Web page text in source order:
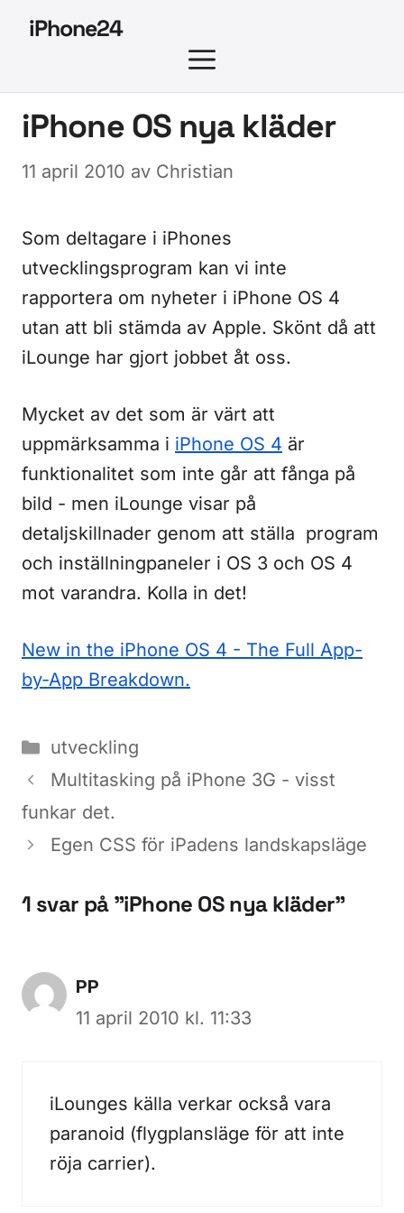
iPhone24
MENY
iPhone OS nya kläder
11 april 2010 av Christian
Som deltagare i iPhones
utvecklingsprogram kan vi inte
rapportera om nyheter i iPhone OS 4
utan att bli stämda av Apple. Skönt då att
iLounge har gjort jobbet åt oss.
Mycket av det som är värt att
uppmärksamma i iPhone OS 4 är
funktionalitet som inte går att fånga på
bild - men iLounge visar på
detaljskillnader genom att ställa program
och inställningpaneler i OS 3 och OS 4
mot varandra. Kolla in det!
New in the iPhone OS 4 - The Full App-
by-App Breakdown.
Kategorier
utveckling
Multitasking på iPhone 3G - visst
funkar det.
Egen CSS för iPadens landskapsläge
1 svar på ”iPhone OS nya kläder”
PP
11 april 2010 kl. 11:33
iLounges källa verkar också vara
paranoid (flygplansläge för att inte
röja carrier).